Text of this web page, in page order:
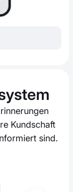
Kundschaft
sind.